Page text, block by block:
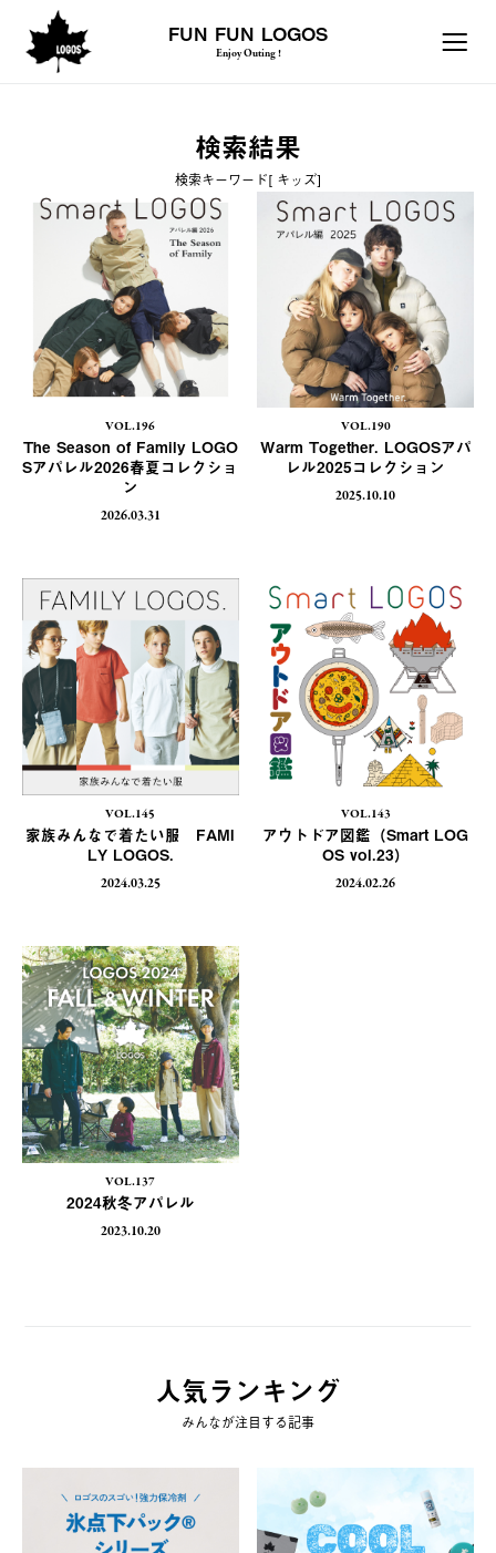
FUN FUN LOGOS
Enjoy Outing !
検索結果
検索キーワード[ キッズ]
VOL.196
The Season of Family LOGO
Sアパレル2026春夏コレクショ
ン
2026.03.31
VOL.190
Warm Together. LOGOSアパ
レル2025コレクション
2025.10.10
VOL.145
家族みんなで着たい服 FAMI
LY LOGOS.
2024.03.25
VOL.143
アウトドア図鑑（Smart LOG
OS vol.23）
2024.02.26
VOL.137
2024秋冬アパレル
2023.10.20
人気ランキング
みんなが注目する記事